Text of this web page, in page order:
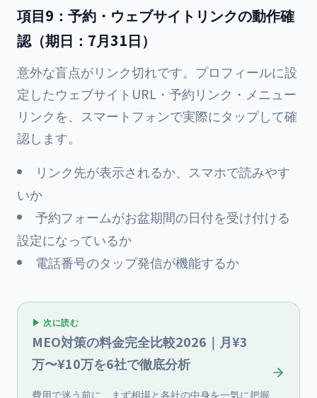
項目9：予約・ウェブサイトリンクの動作確
認（期日：7月31日）
意外な盲点がリンク切れです。プロフィールに設
定したウェブサイトURL・予約リンク・メニュー
リンクを、スマートフォンで実際にタップして確
認します。
リンク先が表示されるか、スマホで読みやす
いか
予約フォームがお盆期間の日付を受け付ける
設定になっているか
電話番号のタップ発信が機能するか
▶ 次に読む
MEO対策の料金完全比較2026｜月¥3
万〜¥10万を6社で徹底分析
費用で迷う前に、まず相場と各社の中身を一気に把握